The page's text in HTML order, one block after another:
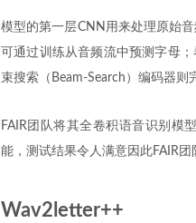
模型的第一层CNN用来处理原始
可通过训练从音频流中预测字母
束搜索（Beam-Search）编码器则
FAIR团队将其全卷积语音识别模
能，测试结果令人满意因此FAIR团
Wav2letter++